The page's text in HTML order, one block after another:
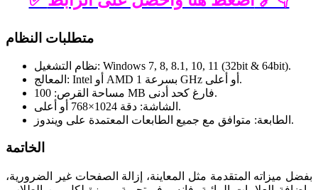
‏متطلبات النظام
نظام التشغيل: Windows 7, 8, 8.1, 10, 11 (32bit & 64bit).
المعالج: Intel أو AMD بسرعة 1 GHz أو أعلى.
مساحة القرص: 100 MB فارغ كحد أدنى.
الشاشة: دقة 1024×768 أو أعلى.
الطابعة: متوافق مع جميع الطابعات المعتمدة على ويندوز.
الخاتمة
بفضل ميزاته المتقدمة مثل المعاينة، إزالة الصفحات غير الضرورية،